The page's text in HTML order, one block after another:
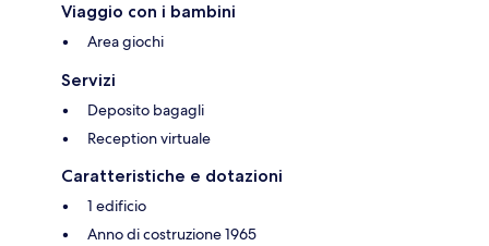
Viaggio con i bambini
Area giochi
Servizi
Deposito bagagli
Reception virtuale
Caratteristiche e dotazioni
1 edificio
Anno di costruzione 1965